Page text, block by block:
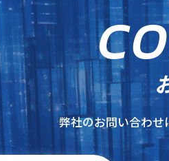
CO
弊社のお問い合わ